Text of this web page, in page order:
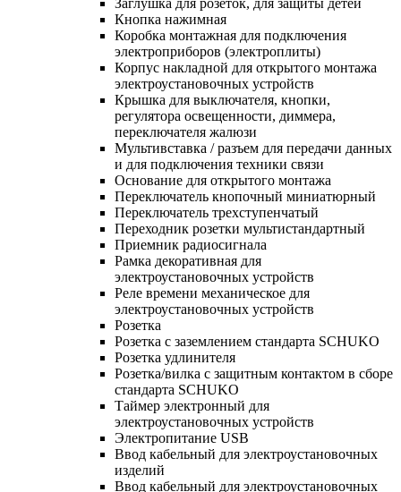
Кнопка нажимная
Коробка монтажная для подключения
электроприборов (электроплиты)
Корпус накладной для открытого монтажа
электроустановочных устройств
Крышка для выключателя, кнопки,
регулятора освещенности, диммера,
переключателя жалюзи
Мультивставка / разъем для передачи данных
и для подключения техники связи
Основание для открытого монтажа
Переключатель кнопочный миниатюрный
Переключатель трехступенчатый
Переходник розетки мультистандартный
Приемник радиосигнала
Рамка декоративная для
электроустановочных устройств
Реле времени механическое для
электроустановочных устройств
Розетка
Розетка с заземлением стандарта SCHUKO
Розетка удлинителя
Розетка/вилка с защитным контактом в сборе
стандарта SCHUKO
Таймер электронный для
электроустановочных устройств
Электропитание USB
Ввод кабельный для электроустановочных
изделий
Ввод кабельный для электроустановочных